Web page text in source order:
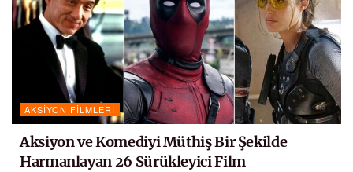
AKSIYON FILMLERI
Aksiyon ve Komediyi Müthiş Bir Şekilde
Harmanlayan 26 Sürükleyici Film